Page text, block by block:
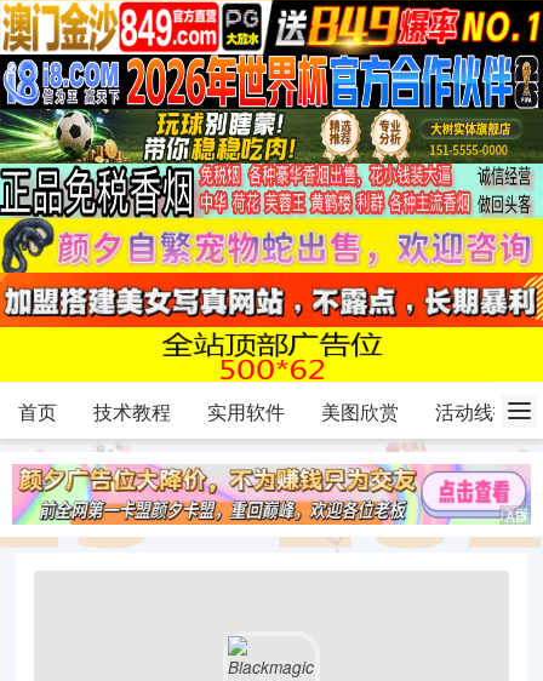
首页 技术教程 实用软件 美图欣赏 活动线报